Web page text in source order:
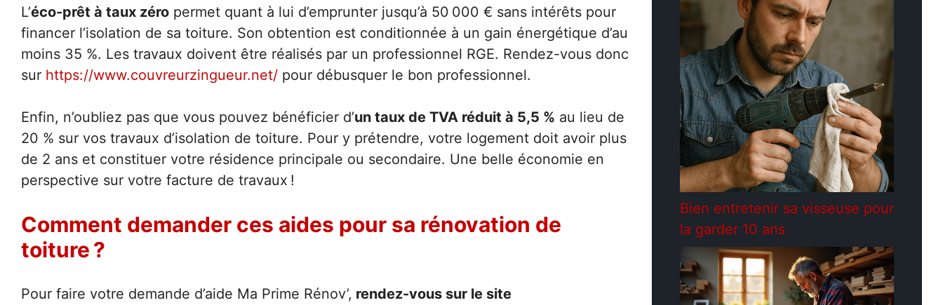
L’éco-prêt à taux zéro permet quant à lui d’emprunter jusqu’à 50 000 € sans intérêts pour
financer l’isolation de sa toiture. Son obtention est conditionnée à un gain énergétique d’au
moins 35 %. Les travaux doivent être réalisés par un professionnel RGE. Rendez-vous donc
sur https://www.couvreurzingueur.net/ pour débusquer le bon professionnel.
Enfin, n’oubliez pas que vous pouvez bénéficier d’un taux de TVA réduit à 5,5 % au lieu de
20 % sur vos travaux d’isolation de toiture. Pour y prétendre, votre logement doit avoir plus
de 2 ans et constituer votre résidence principale ou secondaire. Une belle économie en
perspective sur votre facture de travaux !
Comment demander ces aides pour sa rénovation de
toiture ?
Pour faire votre demande d’aide Ma Prime Rénov’, rendez-vous sur le site
Bien entretenir sa visseuse pour
la garder 10 ans